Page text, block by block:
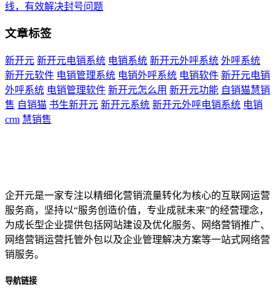
线，有效解决封号问题
文章标签
新开元 新开元电销系统 电销系统 新开元外呼系统 外呼系统
新开元软件 电销管理系统 电销外呼系统 电销软件 新开元电销
外呼系统 电销管理软件 新开元怎么用 新开元功能 自销猫慧销
售 自销猫 书生新开元 新开元系统 新开元外呼电销系统 电销
crm 慧销售
企开元是一家专注以精细化营销流量转化为核心的互联网运营
服务商，坚持以“服务创造价值，专业成就未来”的经营理念，
为成长型企业提供包括网站建设及优化服务、网络营销推广、
网络营销运营托管外包以及企业管理解决方案等一站式网络营
销服务。
导航链接